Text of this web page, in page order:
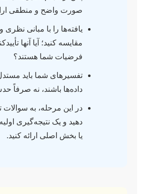
صورت واضح و منطقی ارائه دهید.
یافته‌ها را با مبانی نظری و پیشینه پژوهش
مقایسه کنید؛ آیا آنها تأییدکننده یا ردکننده
فرضیات شما هستند؟
تفسیرهای شما باید مستدل و مبتنی بر
داده‌ها باشند، نه صرفاً حدس و گمان.
در این مرحله، به سوالات تحقیق خود پاسخ
دهید و یک نتیجه‌گیری اولیه برای هر فصل
یا بخش اصلی ارائه کنید.